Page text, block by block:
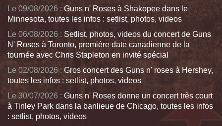
Le 09/08/2026 : Guns n' Roses à Shakopee dans le
Minnesota, toutes les infos : setlist, photos, videos
Le 06/08/2026 : Setlist, photos, videos du concert de Guns
N' Roses à Toronto, première date canadienne de la
tournée avec Chris Stapleton en invité spécial
Le 02/08/2026 : Gros concert des Guns n' roses à Hershey,
toutes les infos : setlist, photos, videos
Le 30/07/2026 : Guns n' Roses donne un concert très court
à Tinley Park dans la banlieue de Chicago, toutes les infos
: setlist, photos, videos